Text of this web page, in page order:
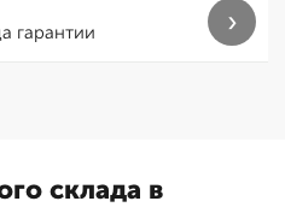
гарантии ›
склада в